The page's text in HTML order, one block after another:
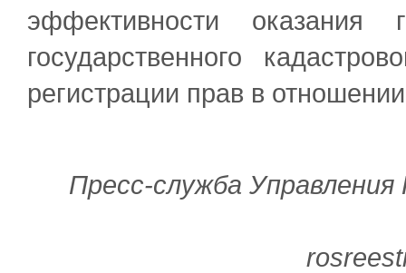
эффективности оказания
государственного
регистрации прав в
Пресс-служба